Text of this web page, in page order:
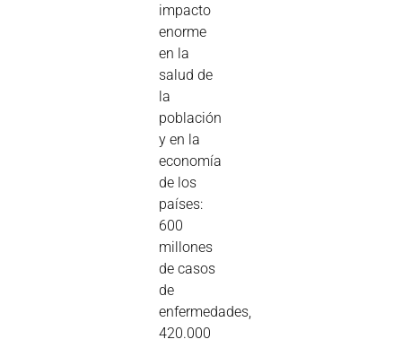
impacto
enorme
en la
salud de
la
población
y en la
economía
de los
países:
600
millones
de casos
de
enfermedades,
420.000